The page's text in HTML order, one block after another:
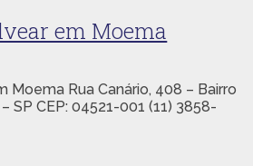
em Moema
Moema Rua Canário, 408 – Bairro
SP CEP: 04521-001 (11) 3858-